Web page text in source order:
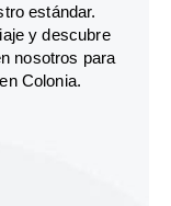
estándar.
y descubre
nosotros para
Colonia.